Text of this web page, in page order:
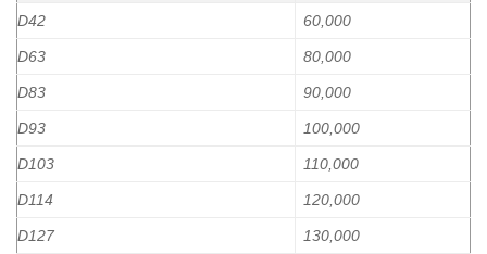
D42
60,000
D63 80,000
D83 90,000
D93 100,000
D103 110,000
D114 120,000
D127 130,000